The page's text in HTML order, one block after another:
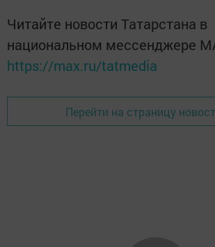
Читайте новости Татарстана в
национальном мессенджере
https://max.ru/tatmedia
Перейти на страницу